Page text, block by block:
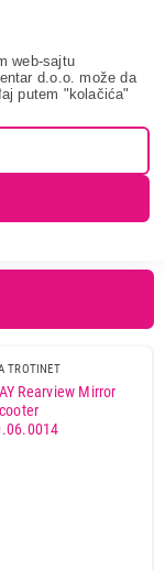
web-sajtu
d.o.o. može da
putem "kolačića"
TROTINET